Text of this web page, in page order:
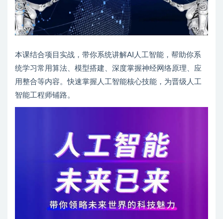
本课结合项目实战，带你系统讲解AI人工智能，帮助你系
统学习常用算法、模型搭建、深度掌握神经网络原理、应
用整合等内容。快速掌握人工智能核心技能，为晋级人工
智能工程师铺路。